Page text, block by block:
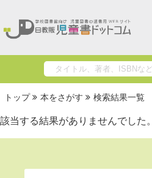
トップ 本をさがす 検索結果一覧
該当する結果がありませんでした。